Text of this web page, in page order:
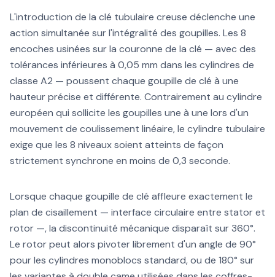
L'introduction de la clé tubulaire creuse déclenche une
action simultanée sur l'intégralité des goupilles. Les 8
encoches usinées sur la couronne de la clé — avec des
tolérances inférieures à 0,05 mm dans les cylindres de
classe A2 — poussent chaque goupille de clé à une
hauteur précise et différente. Contrairement au cylindre
européen qui sollicite les goupilles une à une lors d'un
mouvement de coulissement linéaire, le cylindre tubulaire
exige que les 8 niveaux soient atteints de façon
strictement synchrone en moins de 0,3 seconde.
Lorsque chaque goupille de clé affleure exactement le
plan de cisaillement — interface circulaire entre stator et
rotor —, la discontinuité mécanique disparaît sur 360°.
Le rotor peut alors pivoter librement d'un angle de 90°
pour les cylindres monoblocs standard, ou de 180° sur